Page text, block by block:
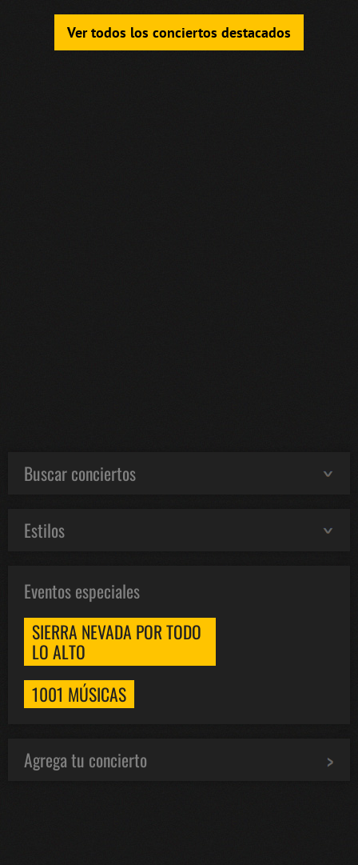
Ver todos los conciertos destacados
Buscar conciertos
Estilos
Eventos especiales
SIERRA NEVADA POR TODO
LO ALTO
1001 MÚSICAS
Agrega tu concierto